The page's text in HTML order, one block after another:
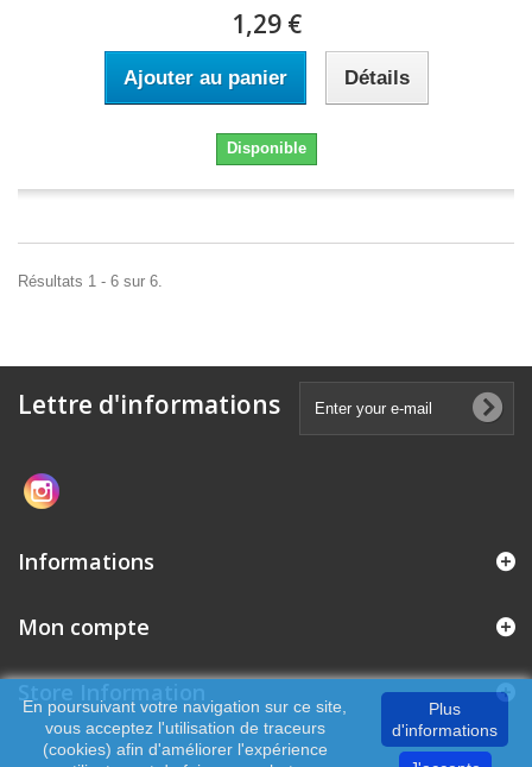
1,29 €
Ajouter au panier Détails
Disponible
Résultats 1 - 6 sur 6.
Lettre d'informations
Informations
Mon compte
En poursuivant votre navigation sur ce site,
vous acceptez l'utilisation de traceurs
(cookies) afin d'améliorer l'expérience
Plus
d'informations